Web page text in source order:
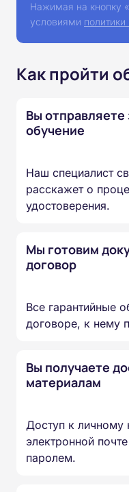
Нажимая на кнопку
условиями
Как пройти
Вы отправляете
обучение
Наш специалист
расскажет о
удостоверения.
Мы готовим
договор
Все гарантийные
договоре, к нему
Вы получаете
материалам
Доступ к личному
электронной
паролем.